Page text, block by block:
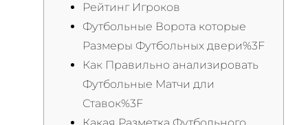
Рейтинг Игроков
Футбольные Ворота которые
Размеры Футбольных двери%3F
Как Правильно анализировать
Футбольные Матчи дли
Ставок%3F